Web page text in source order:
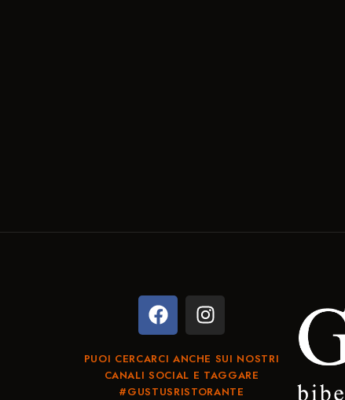
PUOI CERCARCI ANCHE SUI NOSTRI
CANALI SOCIAL E TAGGARE
#GUSTUSRISTORANTE​